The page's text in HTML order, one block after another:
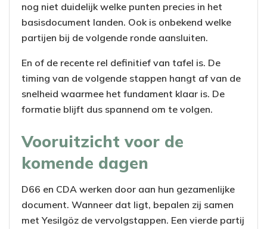
nog niet duidelijk welke punten precies in het
basisdocument landen. Ook is onbekend welke
partijen bij de volgende ronde aansluiten.
En of de recente rel definitief van tafel is. De
timing van de volgende stappen hangt af van de
snelheid waarmee het fundament klaar is. De
formatie blijft dus spannend om te volgen.
Vooruitzicht voor de
komende dagen
D66 en CDA werken door aan hun gezamenlijke
document. Wanneer dat ligt, bepalen zij samen
met Yesilgöz de vervolgstappen. Een vierde partij